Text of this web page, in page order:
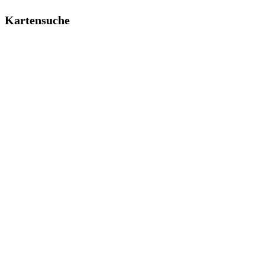
Kartensuche